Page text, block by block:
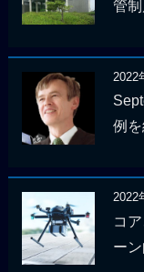
管
2022
例
2022
コ
ー